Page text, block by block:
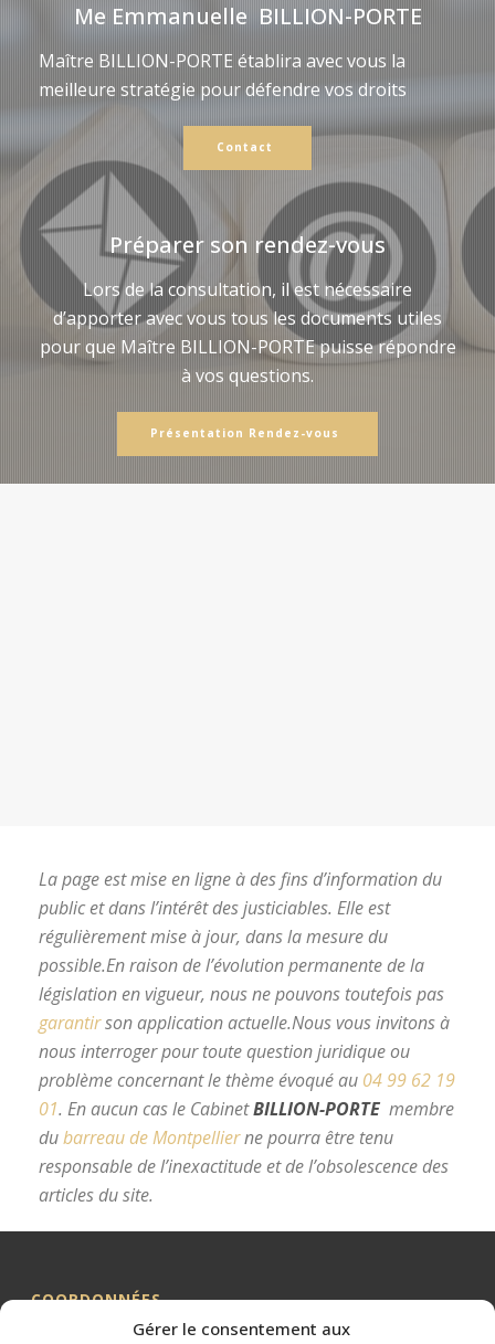
Gérer le consentement aux
Me Emmanuelle BILLION-PORTE
Maître BILLION-PORTE établira avec vous la
meilleure stratégie pour défendre vos droits
Contact
Préparer son rendez-vous
Lors de la consultation, il est nécessaire
d’apporter avec vous tous les documents utiles
pour que Maître BILLION-PORTE puisse répondre
à vos questions.
Présentation Rendez-vous
La page est mise en ligne à des fins d’information du
public et dans l’intérêt des justiciables. Elle est
régulièrement mise à jour, dans la mesure du
possible.En raison de l’évolution permanente de la
législation en vigueur, nous ne pouvons toutefois pas
garantirson application actuelle.Nous vous invitons à
nous interroger pour toute question juridique ou
problème concernant le thème évoqué au 04 99 62 19
01. En aucun cas le CabinetBILLION-PORTE membre
dubarreau de Montpellierne pourra être tenu
responsable de l’inexactitude et de l’obsolescence des
articles du site.
COORDONNÉES
Me BILLION-PORTE